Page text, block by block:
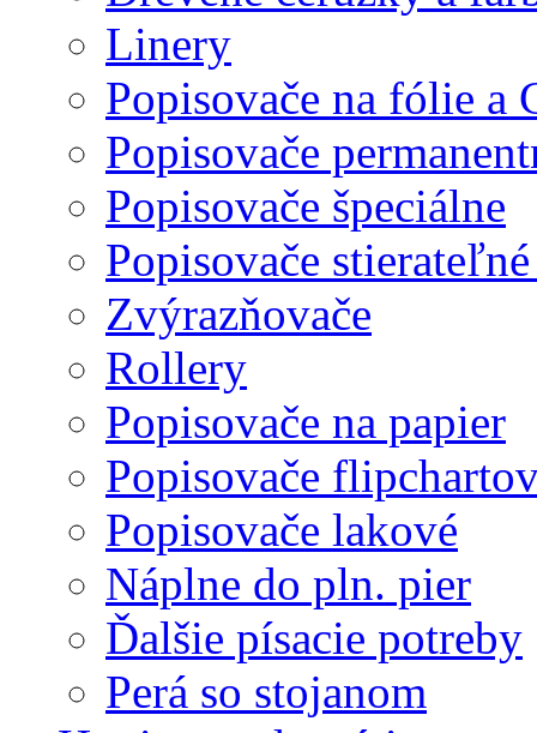
Linery
Popisovače na fólie a
Popisovače
Popisovače špeciálne
Popisovače
Zvýrazňovače
Rollery
Popisovače na papier
Popisovače
Popisovače lakové
Náplne do pln. pier
Ďalšie písacie potreby
Perá so stojanom